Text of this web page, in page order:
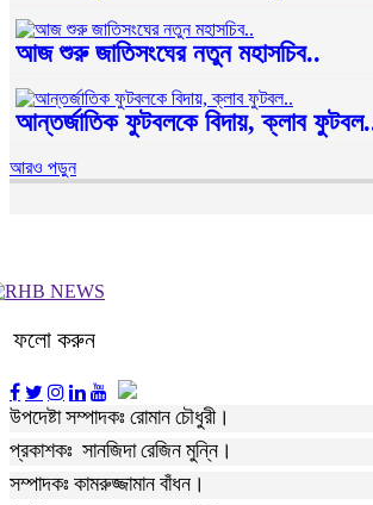
আজ শুরু জাতিসংঘের নতুন মহাসচিব..
আন্তর্জাতিক ফুটবলকে বিদায়, ক্লাব
আরও পড়ুন
ফলো করুন
উপদেষ্টা সম্পাদকঃ রোমান চৌধুরী।
প্রকাশকঃ সানজিদা রেজিন মুন্নি।
সম্পাদকঃ কামরুজ্জামান বাঁধন।